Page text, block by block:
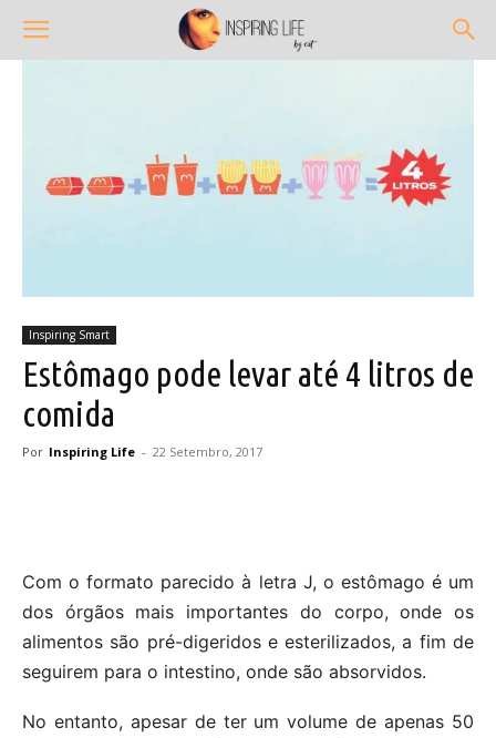
Inspiring Smart
Estômago pode levar até 4 litros de
comida
Por Inspiring Life - 22 Setembro, 2017
Com o formato parecido à letra J, o estômago é um
dos órgãos mais importantes do corpo, onde os
alimentos são pré-digeridos e esterilizados, a fim de
seguirem para o intestino, onde são absorvidos.
No entanto, apesar de ter um volume de apenas 50